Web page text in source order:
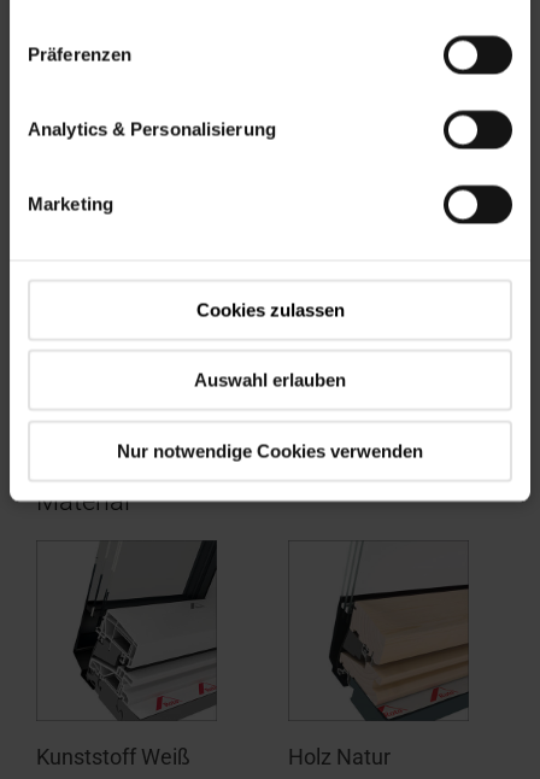
Präferenzen
Analytics & Personalisierung
Marketing
Cookies zulassen
Auswahl erlauben
Nur notwendige Cookies verwenden
Material
Kunststoff Weiß Holz Natur